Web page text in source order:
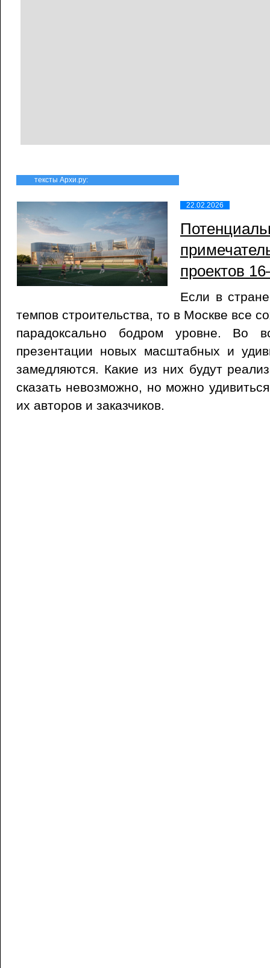
тексты Архи.ру:
22.02.2026
проектов
Если в
темпов строительства, то в Москве все
парадоксально бодром уровне. Во
презентации новых масштабных и
замедляются. Какие из них будут
сказать невозможно, но можно
их авторов и заказчиков.